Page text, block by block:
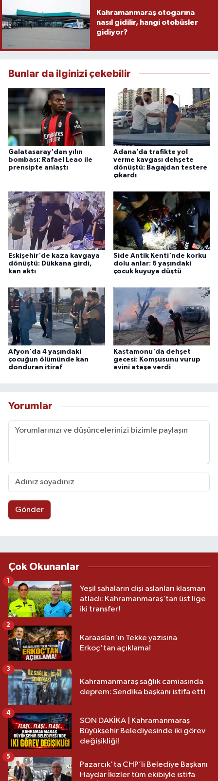
Kahramanmaraş otogarına
nasıl gidilir, hangi otobüsler
gidiyor?
Bunlar da ilginizi çekebilir
Galatasaray'dan yılın
bombası: Rafael Leao ile
prensipte anlaştı
Adana’da trafikte yol
verme kavgası dehşete
dönüştü: Bagajdan testere
çıkardı
Eskişehir'de kaza kavgaya
dönüştü: Dükkana girdi,
kan aktı
Side Antik Kenti'nde korku
dolu anlar: 6 yaşındaki
çocuk kuyuya düştü
Afyon'da 4 yaşındaki
çocuğun ölümünde kan
donduran itiraf
Kastamonu'da dehşet
gecesi: Komşusunu vurup
evini ateşe verdi
Yorumlar
Gönder
Çok Okunanlar
Yeşil sahaların dişi aslanları klasman
atladı: Kahramanmaraş’tan üst lige
iki transfer!
1
Karaaslan'ın Tekke yazısına
Erkoç'tan açıklama!
2
Kahramanmaraş sağlık camiasında
deprem: Sendika başkanı istifa etti
3
SON DAKİKA | Kahramanmaraş
Büyükşehir Belediyesinde iki görev
değişikliği!
4
Pazarcık'ta CHP’li Belediye Başkanı
Haydar İkizler tüm ekibiyle istifa
5